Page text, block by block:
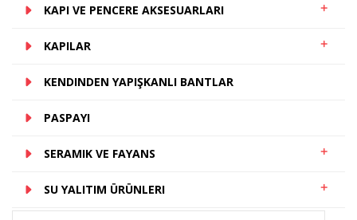
KAPI VE PENCERE AKSESUARLARI
KAPILAR
KENDINDEN YAPIŞKANLI BANTLAR
PASPAYI
SERAMIK VE FAYANS
SU YALITIM ÜRÜNLERI